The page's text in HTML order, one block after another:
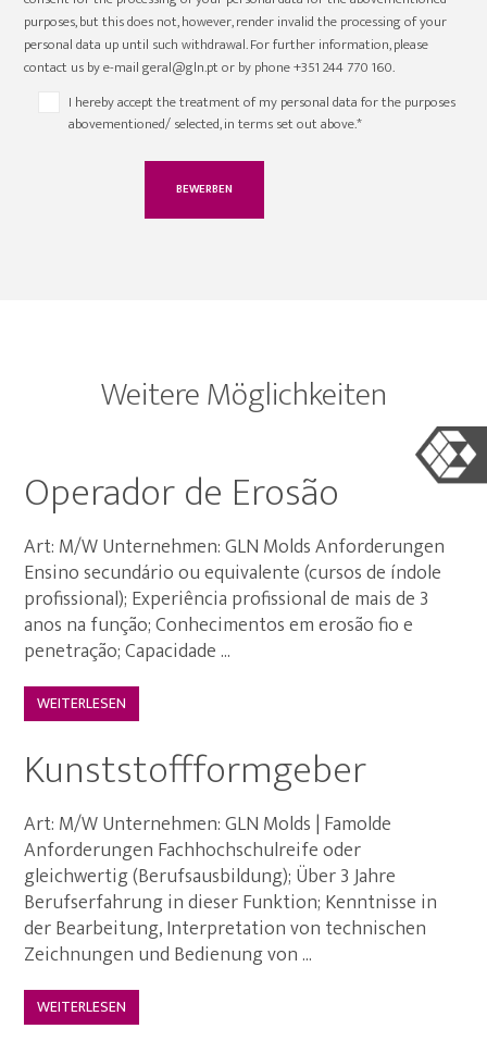
purposes, but this does not, however, render invalid the processing of your
personal data up until such withdrawal. For further information, please
contact us by e-mail geral@gln.pt or by phone +351 244 770 160.
I hereby accept the treatment of my personal data for the purposes
abovementioned/ selected, in terms set out above.*
Weitere Möglichkeiten
Operador de Erosão
Art: M/W Unternehmen: GLN Molds Anforderungen
Ensino secundário ou equivalente (cursos de índole
profissional); Experiência profissional de mais de 3
anos na função; Conhecimentos em erosão fio e
penetração; Capacidade ...
WEITERLESEN
Kunststoffformgeber
Art: M/W Unternehmen: GLN Molds | Famolde
Anforderungen Fachhochschulreife oder
gleichwertig (Berufsausbildung); Über 3 Jahre
Berufserfahrung in dieser Funktion; Kenntnisse in
der Bearbeitung, Interpretation von technischen
Zeichnungen und Bedienung von ...
WEITERLESEN